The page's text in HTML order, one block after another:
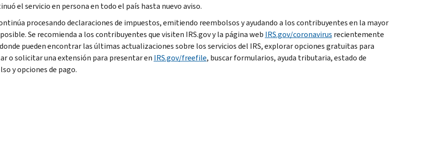
el servicio en persona en todo el país hasta nuevo aviso.
procesando declaraciones de impuestos, emitiendo reembolsos y ayudando a los contribuyentes en la mayor
Se recomienda a los contribuyentes que visiten IRS.gov y la página web IRS.gov/coronavirus recientemente
pueden encontrar las últimas actualizaciones sobre los servicios del IRS, explorar opciones gratuitas para
o solicitar una extensión para presentar en IRS.gov/freefile, buscar formularios, ayuda tributaria, estado de
y opciones de pago.